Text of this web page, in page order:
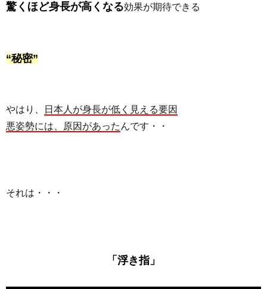
驚くほど身長が高くなる効果が期待できる
“秘密”
やはり、
日本人が身長が低く見える要因
悪姿勢には、原因があったんです・・
それは・・・
「浮き指」